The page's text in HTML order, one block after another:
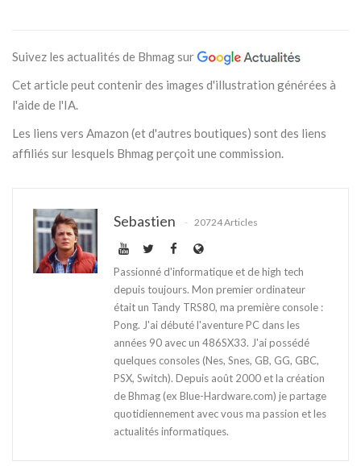
Suivez les actualités de Bhmag sur
Cet article peut contenir des images d'illustration générées à
l'aide de l'IA.
Les liens vers Amazon (et d'autres boutiques) sont des liens
affiliés sur lesquels Bhmag perçoit une commission.
Sebastien 20724 Articles
Passionné d'informatique et de high tech
depuis toujours. Mon premier ordinateur
était un Tandy TRS80, ma première console :
Pong. J'ai débuté l'aventure PC dans les
années 90 avec un 486SX33. J'ai possédé
quelques consoles (Nes, Snes, GB, GG, GBC,
PSX, Switch). Depuis août 2000 et la création
de Bhmag (ex Blue-Hardware.com) je partage
quotidiennement avec vous ma passion et les
actualités informatiques.